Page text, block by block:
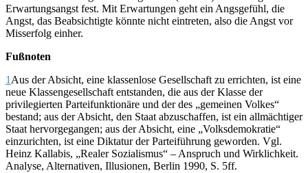
Erwartungsangst fest. Mit Erwartungen geht ein Angsgefühl, die
Angst, das Beabsichtigte könnte nicht eintreten, also die Angst vor
Misserfolg einher.
Fußnoten
1Aus der Absicht, eine klassenlose Gesellschaft zu errichten, ist eine
neue Klassengesellschaft entstanden, die aus der Klasse der
privilegierten Parteifunktionäre und der des „gemeinen Volkes“
bestand; aus der Absicht, den Staat abzuschaffen, ist ein allmächtiger
Staat hervorgegangen; aus der Absicht, eine „Volksdemokratie“
einzurichten, ist eine Diktatur der Parteiführung geworden. Vgl.
Heinz Kallabis, „Realer Sozialismus“ – Anspruch und Wirklichkeit.
Analyse, Alternativen, Illusionen, Berlin 1990, S. 5ff.